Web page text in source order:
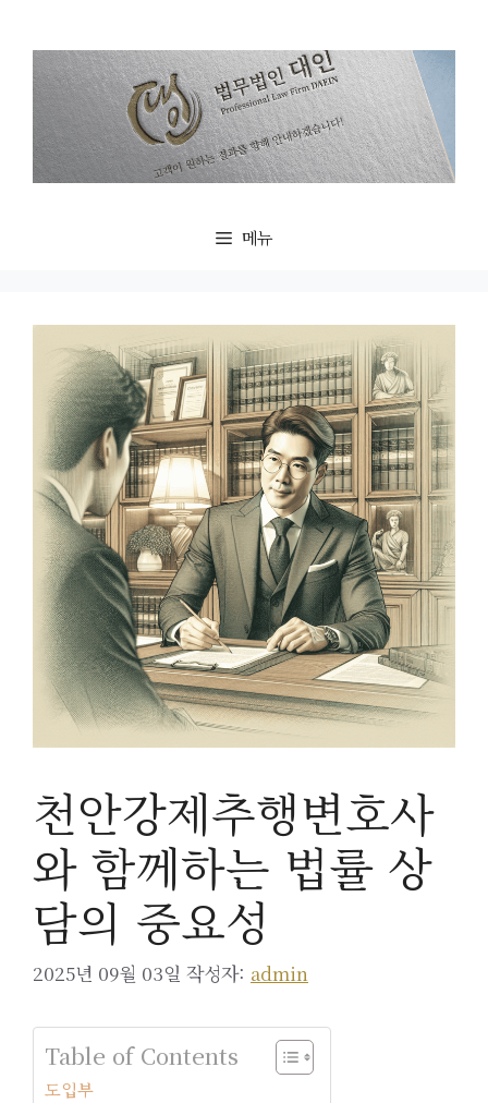
메뉴
천안강제추행변호사
와 함께하는 법률 상
담의 중요성
2025년 09월 03일 작성자: admin
Table of Contents
도입부